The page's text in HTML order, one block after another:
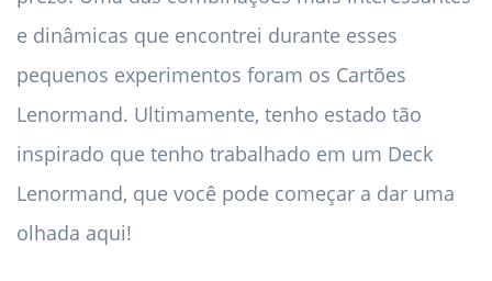
e dinâmicas que encontrei durante esses
pequenos experimentos foram os Cartões
Lenormand. Ultimamente, tenho estado tão
inspirado que tenho trabalhado em um Deck
Lenormand, que você pode começar a dar uma
olhada aqui!